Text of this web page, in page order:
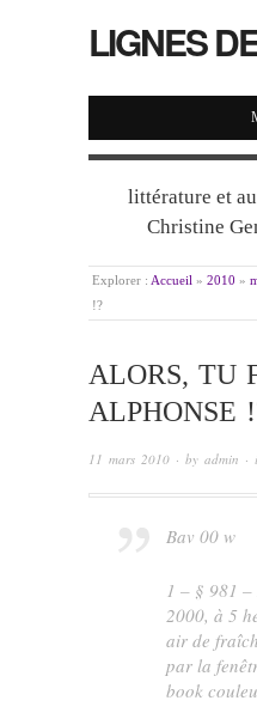
LIGNES
littérature et
Christine
Explorer : Accueil » 2010 »
!?
ALORS, TU
ALPHONSE
11 mars 2010 · by admin ·
Bav 00 w
1 – § 981
2000, à 5
air de
par la
book